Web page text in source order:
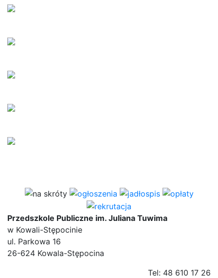
Przedszkole Publiczne im. Juliana Tuwima
w Kowali-Stępocinie
ul. Parkowa 16
26-624 Kowala-Stępocina
Tel: 48 610 17 26